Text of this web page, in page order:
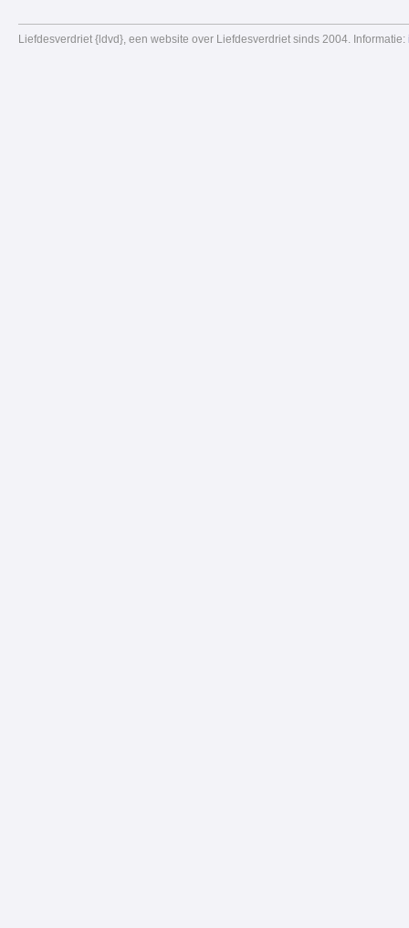
Liefdesverdriet {ldvd}, een website over Liefdesverdriet sinds 2004. Informatie: